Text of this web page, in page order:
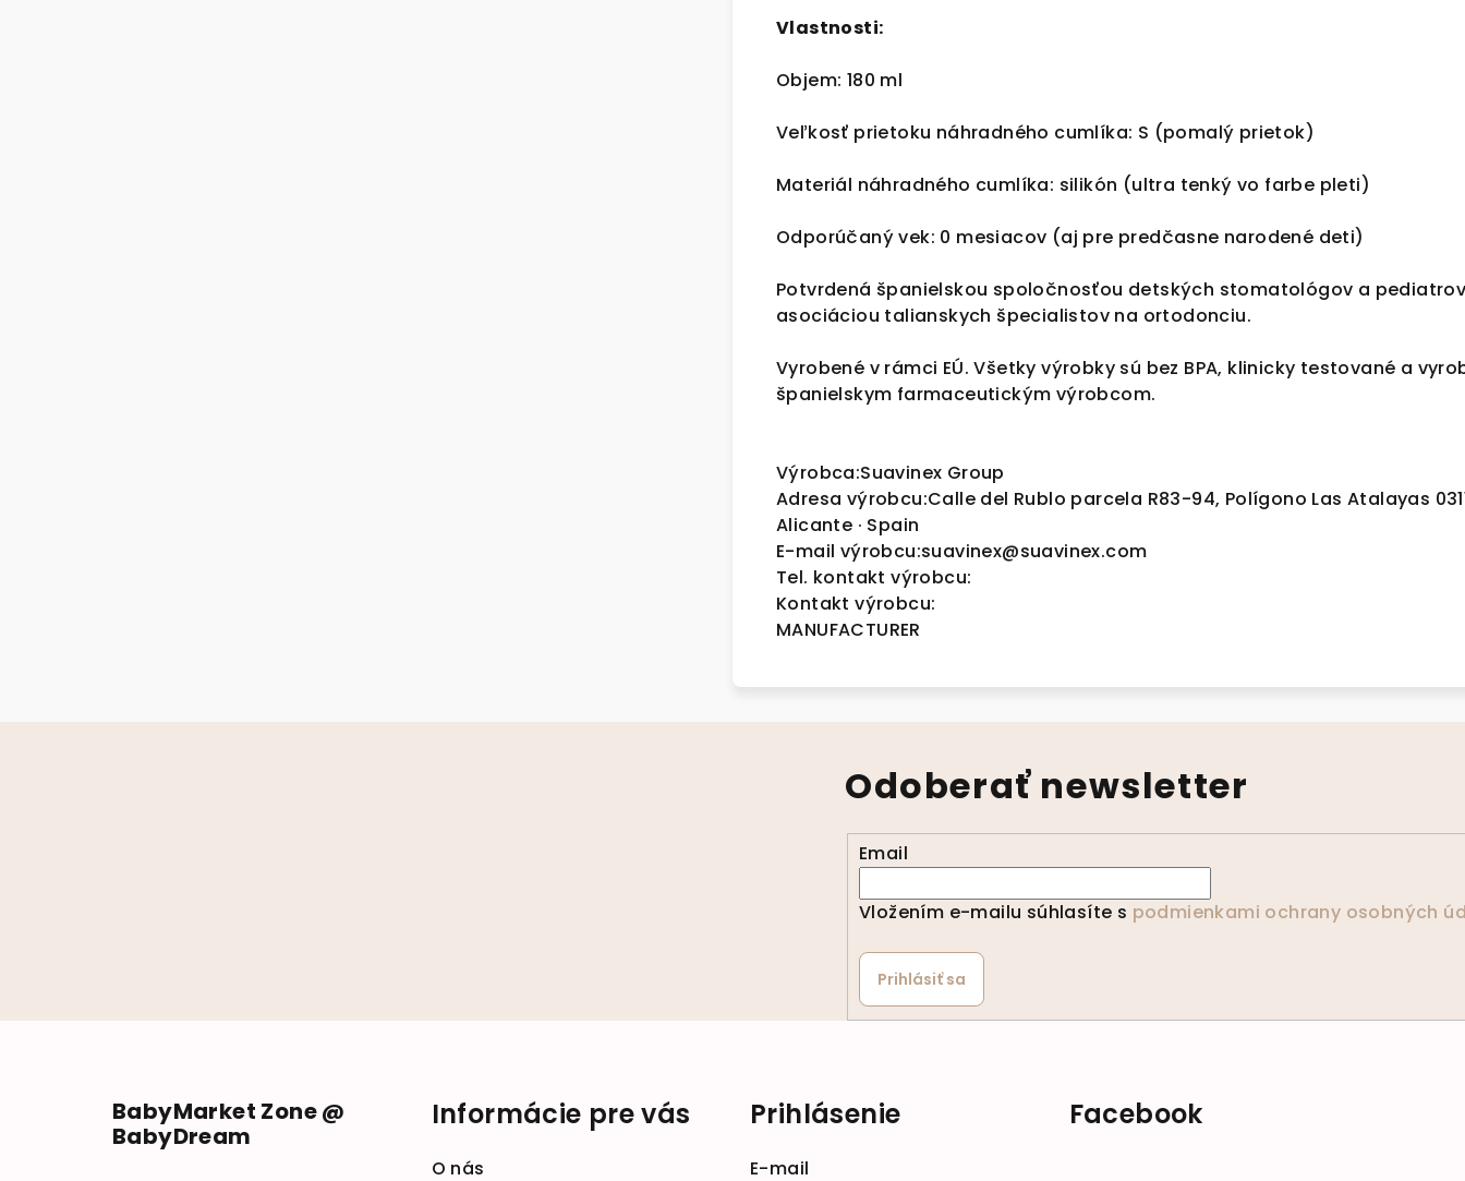
Vlastnosti:
Objem: 180 ml
Veľkosť prietoku náhradného cumlíka: S (pomalý prietok)
Materiál náhradného cumlíka: silikón (ultra tenký vo farbe pleti)
Odporúčaný vek: 0 mesiacov (aj pre predčasne narodené deti)
Potvrdená španielskou spoločnosťou detských stomatológov a
asociáciou talianskych špecialistov na ortodonciu.
Vyrobené v rámci EÚ. Všetky výrobky sú bez BPA, klinicky testované a
španielskym farmaceutickým výrobcom.
Výrobca:Suavinex Group
Adresa výrobcu:Calle del Rublo parcela R83-94, Polígono Las Atalayas
Alicante · Spain
E-mail výrobcu:suavinex@suavinex.com
Tel. kontakt výrobcu:
Kontakt výrobcu:
MANUFACTURER
Odoberať newsletter
Email
Vložením e-mailu súhlasíte s podmienkami ochrany osobných
Prihlásiť sa
BabyMarket Zone @
BabyDream
Informácie pre vás
O nás
Prihlásenie
E-mail
Facebook